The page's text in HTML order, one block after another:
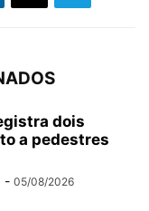
dois
a pedestres
- 05/08/2026